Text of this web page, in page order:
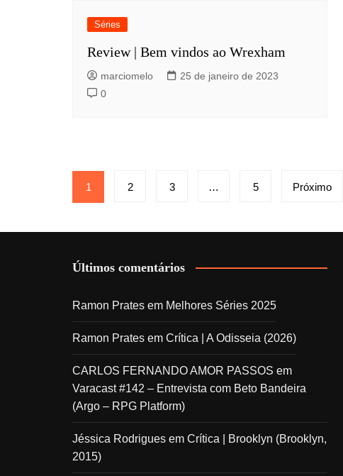
Séries
Review | Bem vindos ao Wrexham
marciomelo
25 de janeiro de 2023
0
Paginação
de
posts
1 2 3 … 5 Próximo
Últimos comentários
Ramon Prates em Melhores Séries 2025
Ramon Prates em Crítica | A Odisseia (2026)
CARLOS FERNANDO AMOR PASSOS em
Varacast #142 – Entrevista com Beto Bandeira
(Argo – RPG Platform)
Jéssica Rodrigues em Crítica | Brooklyn (Brooklyn,
2015)